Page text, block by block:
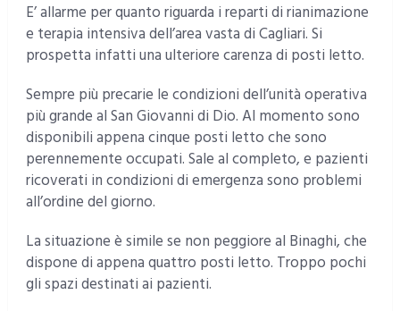
E’ allarme per quanto riguarda i reparti di rianimazione
e terapia intensiva dell’area vasta di Cagliari. Si
prospetta infatti una ulteriore carenza di posti letto.
Sempre più precarie le condizioni dell’unità operativa
più grande al San Giovanni di Dio. Al momento sono
disponibili appena cinque posti letto che sono
perennemente occupati. Sale al completo, e pazienti
ricoverati in condizioni di emergenza sono problemi
all’ordine del giorno.
La situazione è simile se non peggiore al Binaghi, che
dispone di appena quattro posti letto. Troppo pochi
gli spazi destinati ai pazienti.